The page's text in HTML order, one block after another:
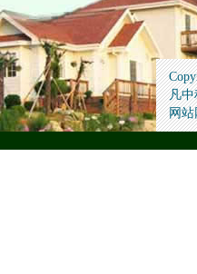
凡中
网站